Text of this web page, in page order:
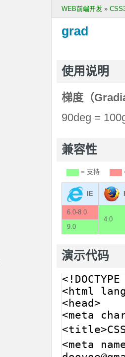
WEB前端开发 »
grad
使用说明
梯度（
90deg =
兼容性
= 支持
IE
6.0-8.0
4.0
9.0
演示代码